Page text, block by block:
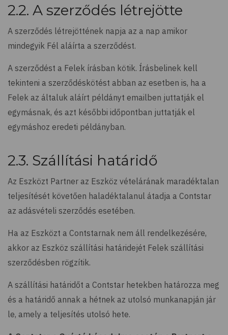
2.2. A szerződés létrejötte
A szerződés létrejöttének napja az a nap amikor
mindegyik Fél aláírta a szerződést.
A szerződést a Felek írásban kötik. Írásbelinek kell
tekinteni a szerződéskötést abban az esetben is, ha a
Felek az általuk aláírt példányt emailben juttatják el
egymásnak, és azt későbbi időpontban juttatják el
egymáshoz eredeti példányban.
2.3. Szállítási határidő
Az Eszközt Partner az Eszköz vételárának maradéktalan
teljesítését követően haladéktalanul átadja a Contstar
az adásvételi szerződés esetében.
Ha az Eszközt a Contstarnak nem áll rendelkezésére,
akkor az Eszköz szállítási határidejét Felek szállítási
szerződésben rögzítik.
A szállítási határidőt a Contstar hetekben határozza meg
és a határidő annak a hétnek az utolsó munkanapján jár
le, amely a teljesítés utolsó hete.